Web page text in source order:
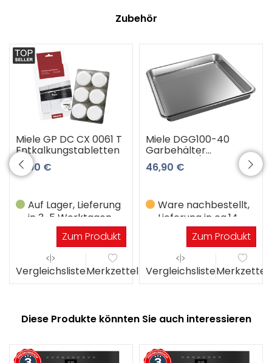
Zubehör
Miele GP DC CX 0061 T
Entkalkungstabletten
17,90 €
Auf Lager, Lieferung
in 3-5 Werktagen
Zum Produkt
VergleichslisteMerkzettel
Miele DGG100-40
Garbehälter
ungelocht (Edelstahl)
46,90 €
Ware nachbestellt,
Lieferung in ca.14
WerktagenZum Produkt
VergleichslisteMerkzettel
Diese Produkte könnten Sie auch interessieren